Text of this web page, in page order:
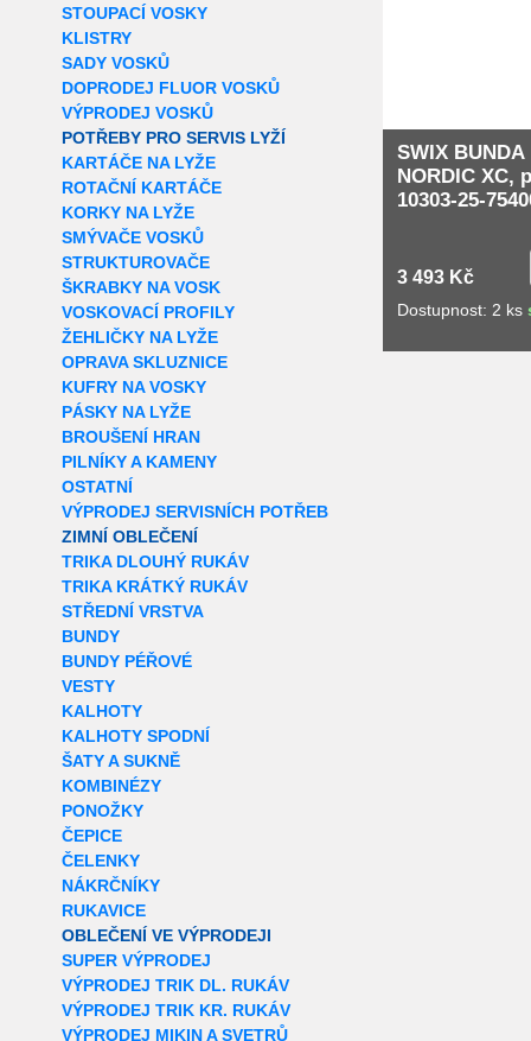
STOUPACÍ VOSKY
KLISTRY
SADY VOSKŮ
DOPRODEJ FLUOR VOSKŮ
VÝPRODEJ VOSKŮ
POTŘEBY PRO SERVIS LYŽÍ
KARTÁČE NA LYŽE
ROTAČNÍ KARTÁČE
KORKY NA LYŽE
SMÝVAČE VOSKŮ
STRUKTUROVAČE
ŠKRABKY NA VOSK
VOSKOVACÍ PROFILY
ŽEHLIČKY NA LYŽE
OPRAVA SKLUZNICE
KUFRY NA VOSKY
PÁSKY NA LYŽE
BROUŠENÍ HRAN
PILNÍKY A KAMENY
OSTATNÍ
VÝPRODEJ SERVISNÍCH POTŘEB
ZIMNÍ OBLEČENÍ
TRIKA DLOUHÝ RUKÁV
TRIKA KRÁTKÝ RUKÁV
STŘEDNÍ VRSTVA
BUNDY
BUNDY PÉŘOVÉ
VESTY
KALHOTY
KALHOTY SPODNÍ
ŠATY A SUKNĚ
KOMBINÉZY
PONOŽKY
ČEPICE
ČELENKY
NÁKRČNÍKY
RUKAVICE
OBLEČENÍ VE VÝPRODEJI
SUPER VÝPRODEJ
VÝPRODEJ TRIK DL. RUKÁV
VÝPRODEJ TRIK KR. RUKÁV
VÝPRODEJ MIKIN A SVETRŮ
SWIX BUNDA
NORDIC XC,
10303-25-
3 493 Kč
Dostupnost: 2 ks